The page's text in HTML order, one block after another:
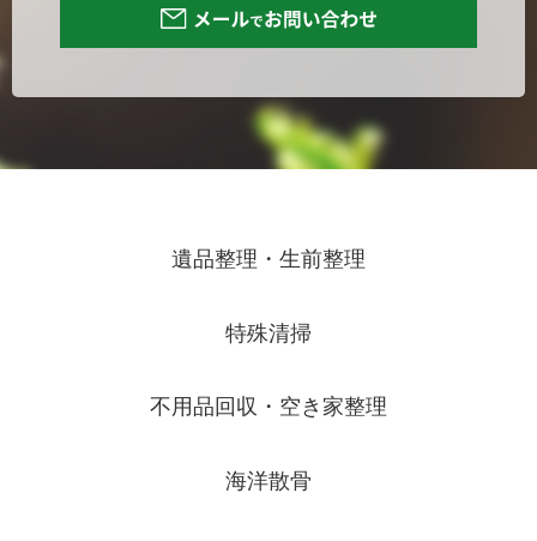
遺品整理・生前整理
特殊清掃
不用品回収・空き家整理
海洋散骨